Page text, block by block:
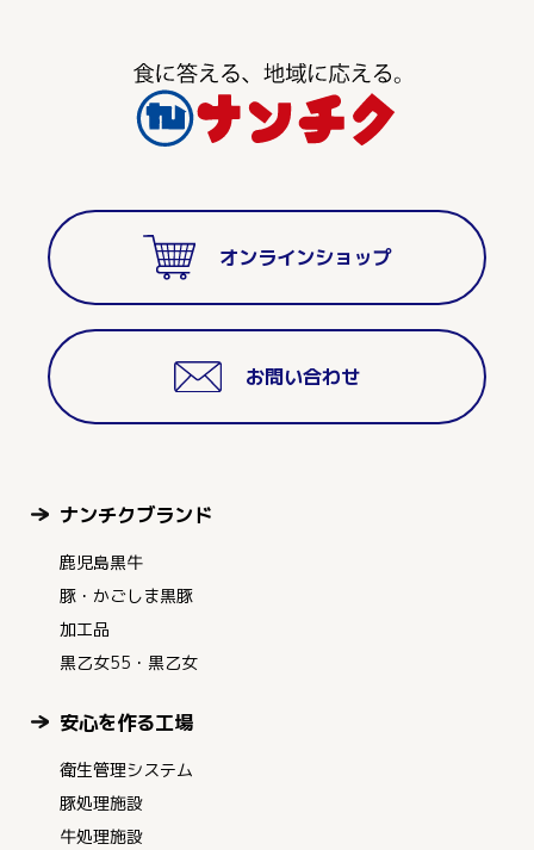
オンラインショップ
お問い合わせ
ナンチクブランド
鹿児島黒牛
豚・かごしま黒豚
加工品
黒乙女55・黒乙女
安心を作る工場
衛生管理システム
豚処理施設
牛処理施設